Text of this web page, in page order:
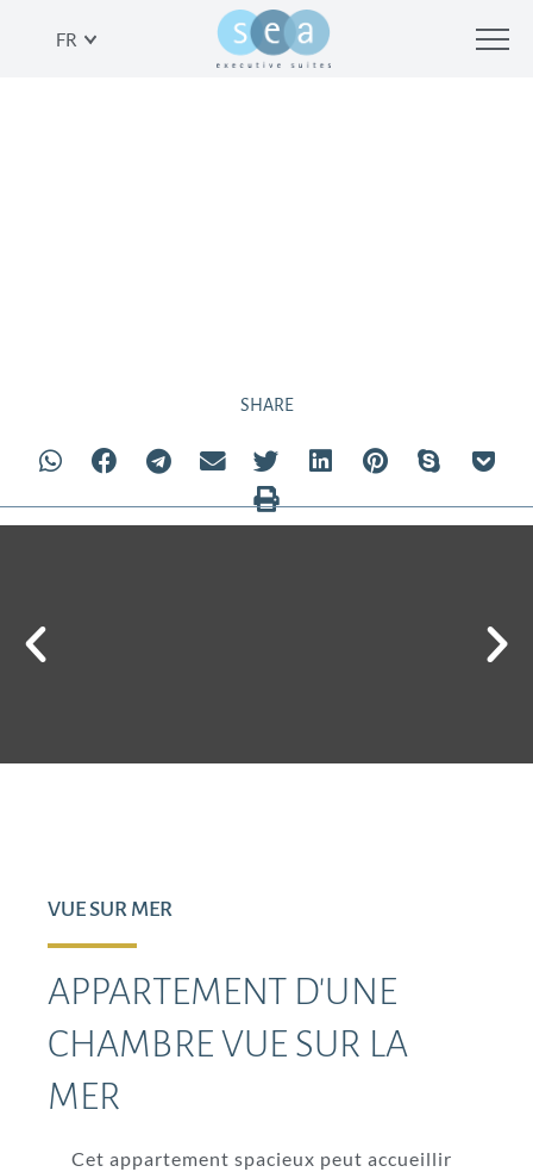
FR
SHARE
VUE SUR MER
APPARTEMENT D'UNE
CHAMBRE VUE SUR LA
MER
Cet appartement spacieux peut accueillir